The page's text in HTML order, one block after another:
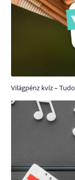
Világpénz kvíz –